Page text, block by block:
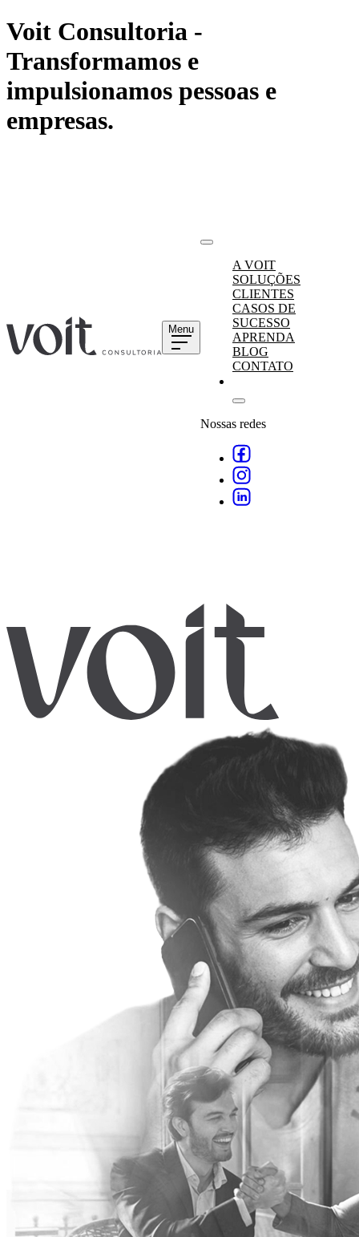
Voit Consultoria -
Transformamos e
impulsionamos pessoas e
empresas.
Menu
A VOIT
SOLUÇÕES
CLIENTES
CASOS DE
SUCESSO
APRENDA
BLOG
CONTATO
Nossas redes